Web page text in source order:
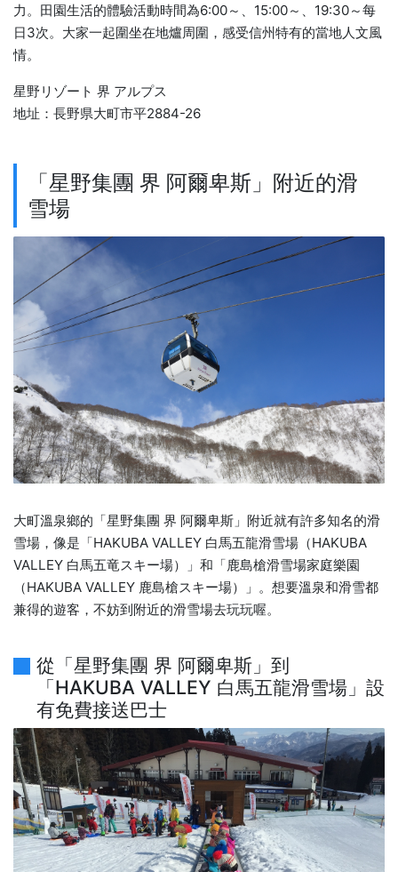
力。田園生活的體驗活動時間為6:00～、15:00～、19:30～每
日3次。大家一起圍坐在地爐周圍，感受信州特有的當地人文風
情。
星野リゾート 界 アルプス
地址：長野県大町市平2884-26
「星野集團 界 阿爾卑斯」附近的滑
雪場
大町溫泉鄉的「星野集團 界 阿爾卑斯」附近就有許多知名的滑
雪場，像是「HAKUBA VALLEY 白馬五龍滑雪場（HAKUBA
VALLEY 白馬五竜スキー場）」和「鹿島槍滑雪場家庭樂園
（HAKUBA VALLEY 鹿島槍スキー場）」。想要溫泉和滑雪都
兼得的遊客，不妨到附近的滑雪場去玩玩喔。
從「星野集團 界 阿爾卑斯」到
「HAKUBA VALLEY 白馬五龍滑雪場」設
有免費接送巴士